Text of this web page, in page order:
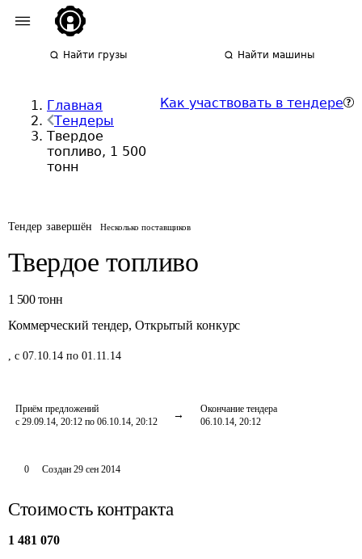
Найти грузы Найти машины
Главная
Тендеры
Твердое
топливо, 1 500
тонн
Как участвовать в тендере
Тендер завершён Несколько поставщиков
Твердое топливо
1 500 тонн
Коммерческий тендер, Открытый конкурс
, с 07.10.14 по 01.11.14
Приём предложений
с 29.09.14, 20:12 по 06.10.14, 20:12
Окончание тендера
06.10.14, 20:12
0 Создан 29 сен 2014
Стоимость контракта
1 481 070